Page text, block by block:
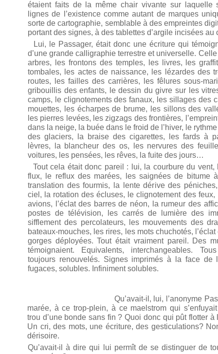
étaient faits de la même chair vivante sur laquelle
lignes de l’existence comme autant de marques
sorte de cartographie, semblable à des empreintes
portant des signes, à des tablettes d’argile incisées au
Lui, le Passager, était donc une écriture qui
d’une grande calligraphie terrestre et universelle.
arbres, les frontons des temples, les livres, les
tombales, les actes de naissance, les lézardes des
routes, les failles des carrières, les fêlures sous-
gribouillis des enfants, le dessin du givre sur les
camps, le clignotements des fanaux, les sillages des
mouettes, les écharpes de brume, les sillons des
les pierres levées, les zigzags des frontières,
dans la neige, la buée dans le froid de l’hiver, le
des glaciers, la braise des cigarettes, les fards à
lèvres, la blancheur des os, les nervures des
voitures, les pensées, les rêves, la fuite des jours…
Tout cela était donc pareil : lui, la courbure du vent,
flux, le reflux des marées, les saignées de bitume
translation des fourmis, la lente dérive des
ciel, la rotation des écluses, le clignotement des
avions, l’éclat des barres de néon, la rumeur des
postes de télévision, les carrés de lumière des
sifflement des percolateurs, les mouvements des
bateaux-mouches, les rires, les mots chuchotés,
gorges déployées. Tout était vraiment pareil. Des
témoignaient. Equivalents, interchangeables.
toujours renouvelés. Signes imprimés à la face de
fugaces, solubles. Infiniment solubles.
Qu’avait-il, lui, l’anonyme Passager,
marée, à ce trop-plein, à ce maelstrom qui
trou d’une bonde sans fin ? Quoi donc qui pût flotter
Un cri, des mots, une écriture, des gesticulations?
dérisoire.
Qu’avait-il à dire qui lui permît de se distinguer de